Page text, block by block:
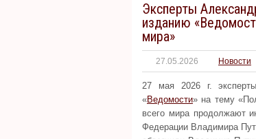
Эксперты
изданию
мира»
27.05.2026 Новости
27 мая 2026 г.
«Ведомости» на тему
всего мира продолжают
Федерации Владимира